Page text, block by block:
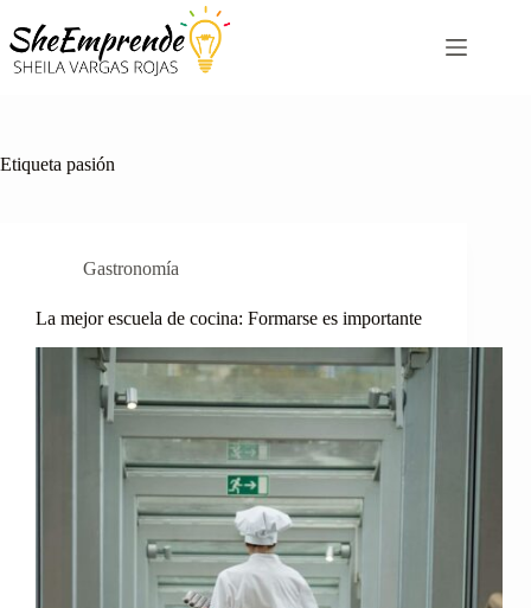
contenido
Etiqueta pasión
Gastronomía
La mejor escuela de cocina: Formarse es importante